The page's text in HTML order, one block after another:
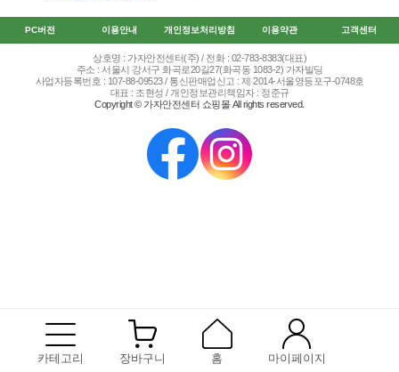
카테고리 장바구니 홈 마이페이지
PC버전 이용안내 개인정보처리방침 이용약관 고객센터
상호명 : 가자안전센터(주) / 전화 : 02-783-8383(대표)
주소 : 서울시 강서구 화곡로20길27(화곡동 1083-2) 가자빌딩
사업자등록번호 : 107-88-09523 / 통신판매업신고 : 제 2014-서울영등포구-0748호
대표 : 조현성 / 개인정보관리책임자 : 정준규
Copyright © 가자안전센터 쇼핑몰 All rights reserved.